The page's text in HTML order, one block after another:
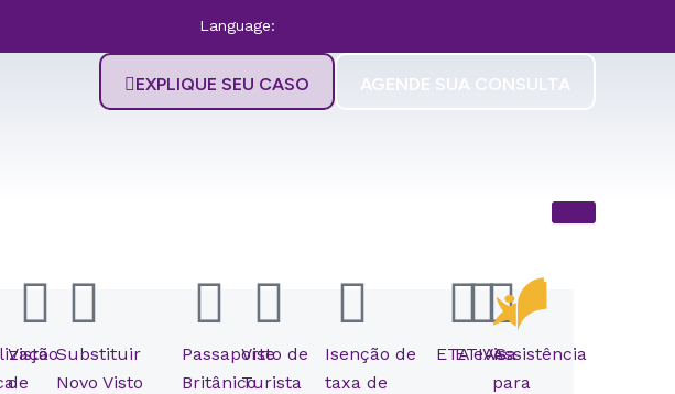
Language:
AGENDE SUA CONSULTA
EXPLIQUE SEU CASO
Visto
de
Substituir
Novo Visto
Passaporte
Britânico
Visto de
Turista
Isenção de
taxa de
ETAETIAS
eVisa
Assistência
para